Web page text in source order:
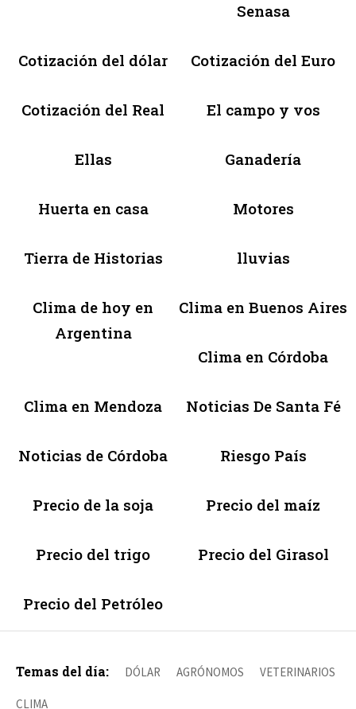
Senasa
Cotización del dólar Cotización del Euro
Cotización del Real El campo y vos
Ellas Ganadería
Huerta en casa Motores
Tierra de Historias lluvias
Clima de hoy en
Argentina
Clima en Buenos Aires
Clima en Córdoba
Clima en Mendoza Noticias De Santa Fé
Noticias de Córdoba Riesgo País
Precio de la soja Precio del maíz
Precio del trigo Precio del Girasol
Precio del Petróleo
Temas del día: DÓLAR AGRÓNOMOS VETERINARIOS
CLIMA